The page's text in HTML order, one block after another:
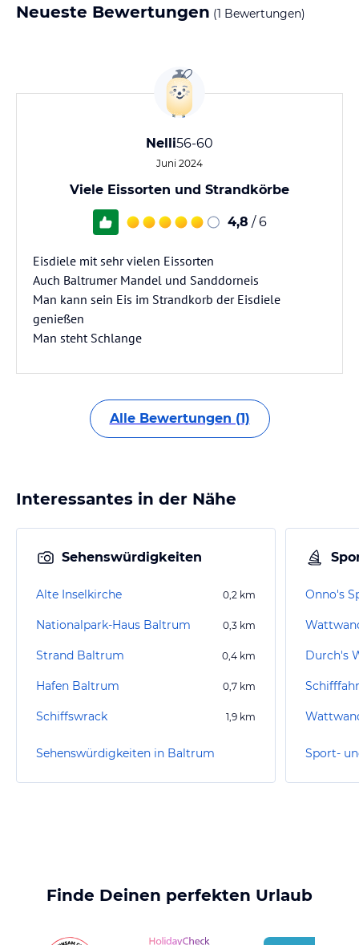
Neueste Bewertungen (1 Bewertungen)
Nelli56-60
Juni 2024
Viele Eissorten und Strandkörbe
4,8 / 6
Eisdiele mit sehr vielen Eissorten
Auch Baltrumer Mandel und Sanddorneis
Man kann sein Eis im Strandkorb der Eisdiele
genießen
Man steht Schlange
Alle Bewertungen (1)
Interessantes in der Nähe
Sehenswürdigkeiten
Alte Inselkirche 0,2 km
Nationalpark-Haus Baltrum 0,3 km
Strand Baltrum 0,4 km
Hafen Baltrum 0,7 km
Schiffswrack 1,9 km
Sehenswürdigkeiten in Baltrum
Onno's
Durch's
Finde Deinen perfekten Urlaub